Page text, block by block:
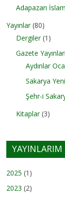
Adapazarı
Yayınlar(80)
Dergiler(1)
Gazete Yayınları
Aydınlar
Sakarya
Şehr-i
Kitaplar(3)
YAYINLARIM
2025 (1)
2023 (2)